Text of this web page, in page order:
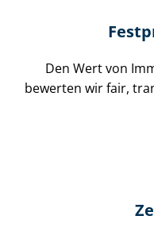
Den Wert von
bewerten wir fair,